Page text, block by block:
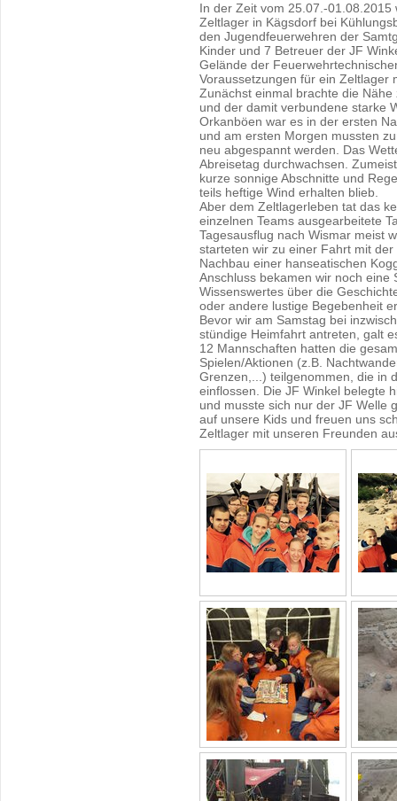
In der Zeit vom 25.07.-
Zeltlager in Kägsdorf bei
den Jugendfeuerwehren der
Kinder und 7 Betreuer der JF
Gelände der
Voraussetzungen für ein Zeltlager
Zunächst einmal brachte die
und der damit verbundene starke
Orkanböen war es in der ersten
und am ersten Morgen mussten
neu abgespannt werden. Das
Abreisetag durchwachsen.
kurze sonnige Abschnitte und
teils heftige Wind erhalten blieb.
Aber dem Zeltlagerleben tat das
einzelnen Teams ausgearbeitete
Tagesausflug nach Wismar meist
starteten wir zu einer Fahrt mit der
Nachbau einer hanseatischen
Anschluss bekamen wir noch eine
Wissenswertes über die
oder andere lustige Begebenheit
Bevor wir am Samstag bei
stündige Heimfahrt antreten, galt
12 Mannschaften hatten die
Spielen/Aktionen (z.B.
Grenzen,...) teilgenommen, die in
einflossen. Die JF Winkel belegte
und musste sich nur der JF Welle
auf unsere Kids und freuen uns
Zeltlager mit unseren Freunden